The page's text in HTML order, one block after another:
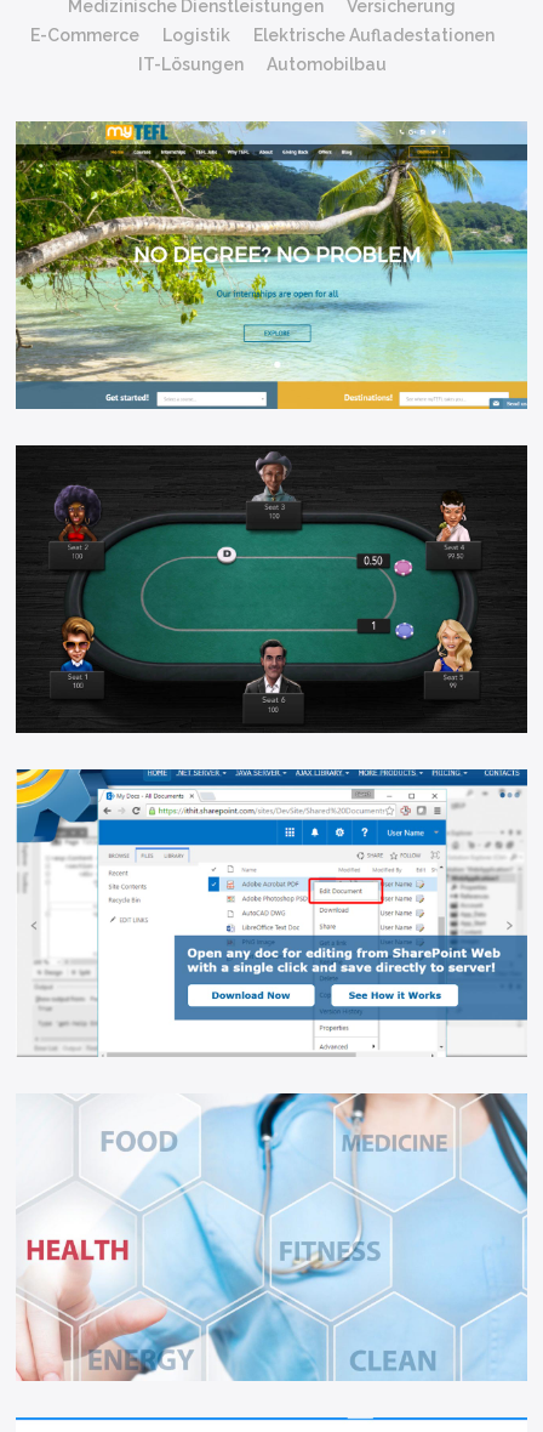
Medizinische Dienstleistungen
Versicherung
E-Commerce
Logistik
Elektrische Aufladestationen
IT-Lösungen
Automobilbau